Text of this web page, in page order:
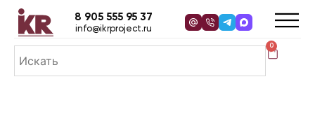
0
8 905 555 95 37
info@ikrproject.ru